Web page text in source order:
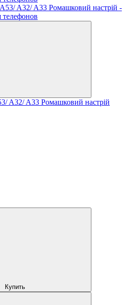
A32/ A33 Ромашковий настрій
Купить